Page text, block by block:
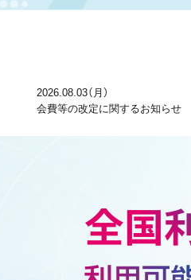
2026.08.03（月）
会費等の改定に関するお知らせ